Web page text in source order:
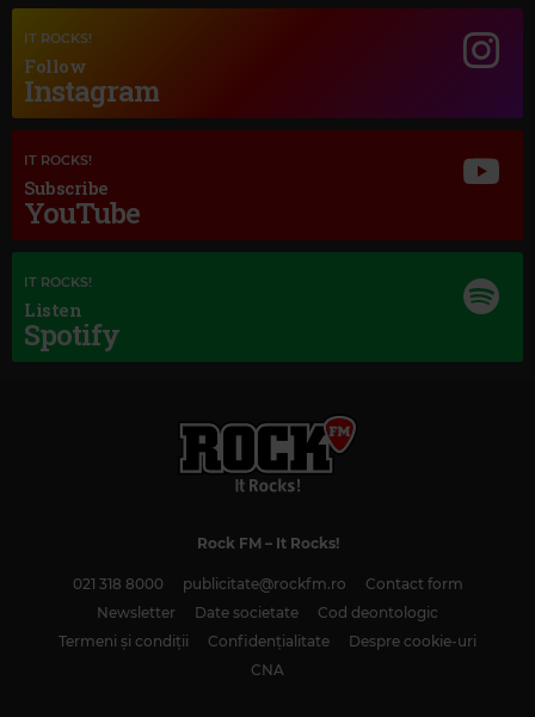
DOWNTON ABBEY - THE SUITE
IT ROCKS!
Follow
Instagram
IT ROCKS!
Subscribe
YouTube
IT ROCKS!
Listen
Spotify
Rock FM– It Rocks!
021 318 8000 publicitate@rockfm.ro
Contact form
Newsletter
Date societate
Cod deontologic
Termeni și condiții
Confidențialitate
Despre cookie-uri
CNA